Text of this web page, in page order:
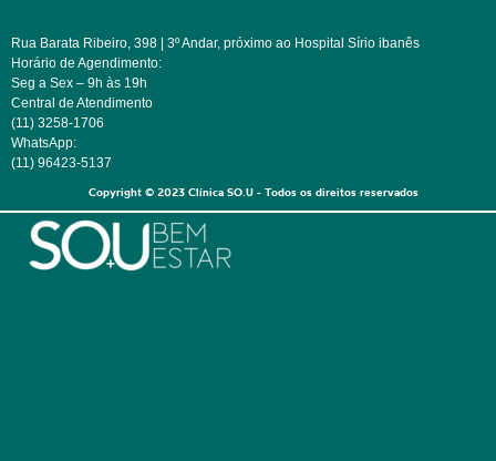
Rua Barata Ribeiro, 398 | 3º Andar, próximo ao Hospital Sírio ibanês
Horário de Agendimento:
Seg a Sex – 9h às 19h
Central de Atendimento
(11) 3258-1706
WhatsApp:
(11) 96423-5137
Copyright © 2023 Clínica SO.U - Todos os direitos reservados